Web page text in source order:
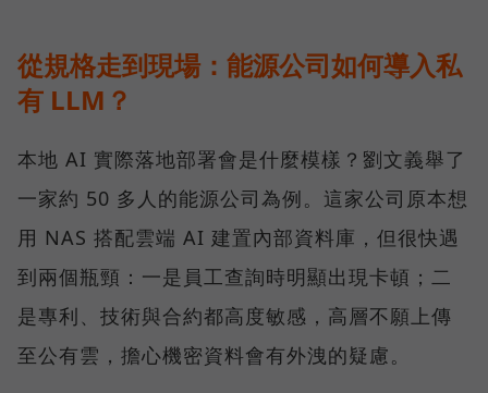
從規格走到現場：能源公司如何導入私
有 LLM？
本地 AI 實際落地部署會是什麼模樣？劉文義舉了
一家約 50 多人的能源公司為例。這家公司原本想
用 NAS 搭配雲端 AI 建置內部資料庫，但很快遇
到兩個瓶頸：一是員工查詢時明顯出現卡頓；二
是專利、技術與合約都高度敏感，高層不願上傳
至公有雲，擔心機密資料會有外洩的疑慮。